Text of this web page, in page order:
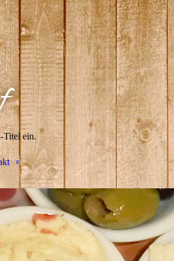
Titel ein.